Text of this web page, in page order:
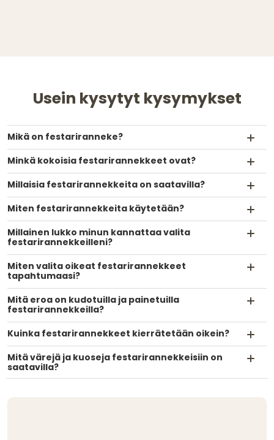
Usein kysytyt kysymykset
Mikä on festariranneke?
Minkä kokoisia festarirannekkeet ovat?
Millaisia festarirannekkeita on saatavilla?
Miten festarirannekkeita käytetään?
Millainen lukko minun kannattaa valita
festarirannekkeilleni?
Miten valita oikeat festarirannekkeet
tapahtumaasi?
Mitä eroa on kudotuilla ja painetuilla
festarirannekkeilla?
Kuinka festarirannekkeet kierrätetään oikein?
Mitä värejä ja kuoseja festarirannekkeisiin on
saatavilla?